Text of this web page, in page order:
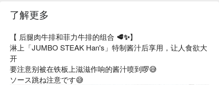
了解更多
【 后腿肉牛排和菲力牛排的组合 🥩✨】
淋上「JUMBO STEAK Han's」特制酱汁后享用，让人食欲大
开
要注意别被在铁板上滋滋作响的酱汁喷到啰😅
ソース跳ね注意です😅